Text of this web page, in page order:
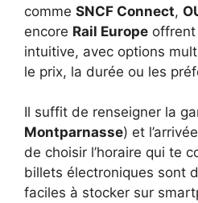
comme SNCF Connect,
encore Rail Europe
intuitive, avec options
le prix, la durée ou les
Il suffit de renseigner la
Montparnasse) et
de choisir l’horaire qui te
billets électroniques sont
faciles à stocker sur